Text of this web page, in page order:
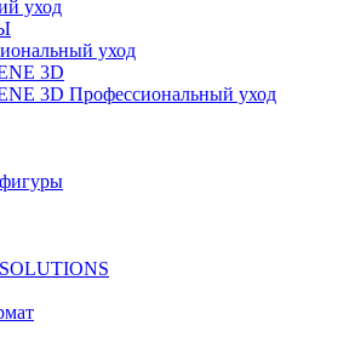
уход
уход
3D
3D Профессиональный уход